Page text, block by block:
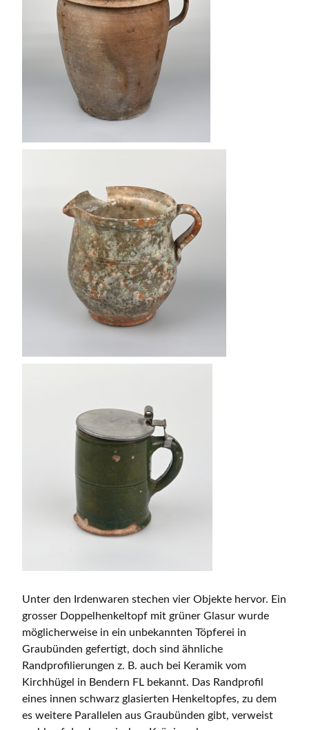
Unter den Irdenwaren stechen vier Objekte hervor. Ein
grosser Doppelhenkeltopf mit grüner Glasur wurde
möglicherweise in ein unbekannten Töpferei in
Graubünden gefertigt, doch sind ähnliche
Randprofilierungen z. B. auch bei Keramik vom
Kirchhügel in Bendern FL bekannt. Das Randprofil
eines innen schwarz glasierten Henkeltopfes, zu dem
es weitere Parallelen aus Graubünden gibt, verweist